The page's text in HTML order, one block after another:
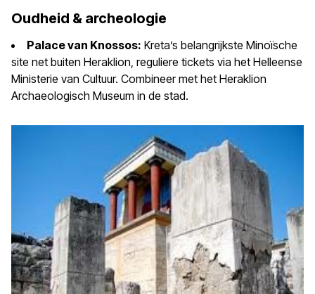
Oudheid & archeologie
Palace van Knossos: Kreta’s belangrijkste Minoïsche
site net buiten Heraklion, reguliere tickets via het Helleense
Ministerie van Cultuur. Combineer met het Heraklion
Archaeologisch Museum in de stad.